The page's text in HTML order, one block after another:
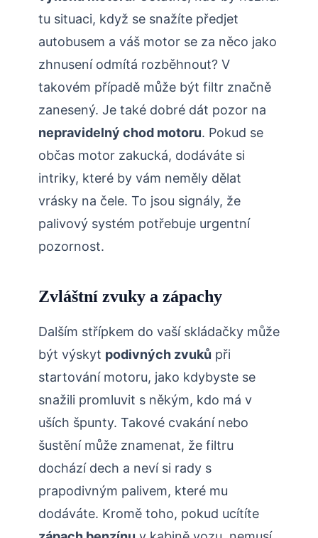
tu situaci, když se snažíte předjet
autobusem a váš motor se za něco jako
zhnusení odmítá rozběhnout? V
takovém případě může být filtr značně
zanesený. Je také dobré dát pozor na
nepravidelný chod motoru. Pokud se
občas motor zakucká, dodáváte si
intriky, které by vám neměly dělat
vrásky na čele. To jsou signály, že
palivový systém potřebuje urgentní
pozornost.
Zvláštní zvuky a zápachy
Dalším střípkem do vaší skládačky může
být výskyt podivných zvuků při
startování motoru, jako kdybyste se
snažili promluvit s někým, kdo má v
uších špunty. Takové cvakání nebo
šustění může znamenat, že filtru
dochází dech a neví si rady s
prapodivným palivem, které mu
dodáváte. Kromě toho, pokud ucítíte